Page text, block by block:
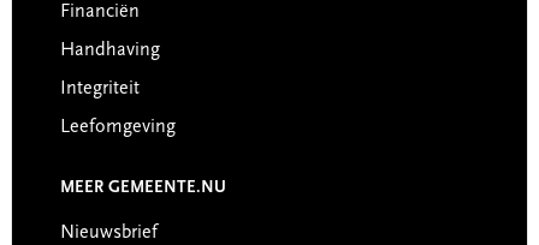
Financiën
Handhaving
Integriteit
Leefomgeving
MEER GEMEENTE.NU
Nieuwsbrief